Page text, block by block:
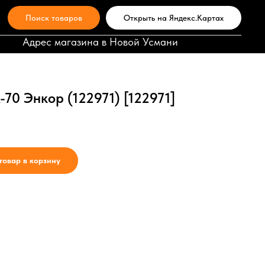
Поиск товаров Открыть на Яндекс.Картах
Адрес магазина в Новой Усмани
Энкор (122971) [122971]
в корзину